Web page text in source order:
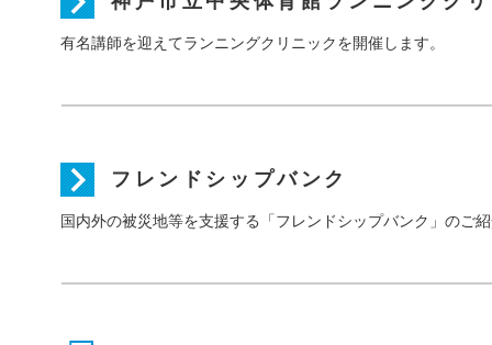
有名講師を迎えてランニングクリニックを開催します。
フレンドシップバンク
国内外の被災地等を支援する「フレンドシップバンク」のご